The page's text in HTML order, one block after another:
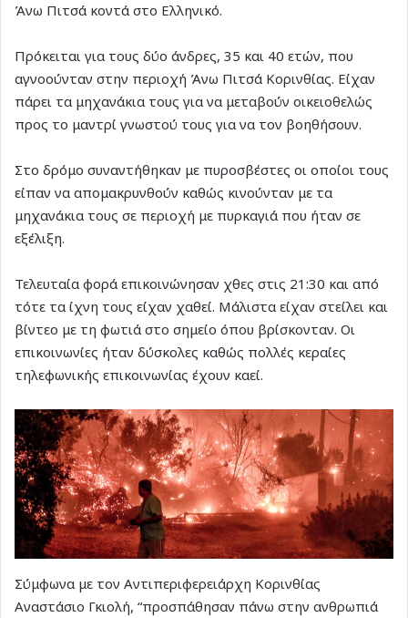
Άνω Πιτσά κοντά στο Ελληνικό.
Πρόκειται για τους δύο άνδρες, 35 και 40 ετών, που
αγνοούνταν στην περιοχή Άνω Πιτσά Κορινθίας. Είχαν
πάρει τα μηχανάκια τους για να μεταβούν οικειοθελώς
προς το μαντρί γνωστού τους για να τον βοηθήσουν.
Στο δρόμο συναντήθηκαν με πυροσβέστες οι οποίοι τους
είπαν να απομακρυνθούν καθώς κινούνταν με τα
μηχανάκια τους σε περιοχή με πυρκαγιά που ήταν σε
εξέλιξη.
Τελευταία φορά επικοινώνησαν χθες στις 21:30 και από
τότε τα ίχνη τους είχαν χαθεί. Μάλιστα είχαν στείλει και
βίντεο με τη φωτιά στο σημείο όπου βρίσκονταν. Οι
επικοινωνίες ήταν δύσκολες καθώς πολλές κεραίες
τηλεφωνικής επικοινωνίας έχουν καεί.
Σύμφωνα με τον Αντιπεριφερειάρχη Κορινθίας
Αναστάσιο Γκιολή, “προσπάθησαν πάνω στην ανθρωπιά